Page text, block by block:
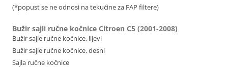
(*popust se ne odnosi na tekućine za FAP filtere)
Bužir sajli ručne kočnice Citroen C5 (2001-2008)
Bužir sajle ručne kočnice, lijevi
Bužir sajle ručne kočnice, desni
Sajla ručne kočnice